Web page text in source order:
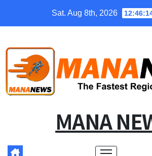
Sat. Aug 8th, 2026
MANA